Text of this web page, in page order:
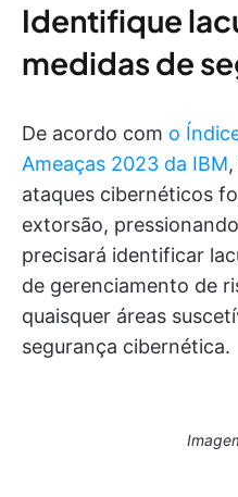
Identifique
medidas de
De acordo com o
Ameaças 2023 da IBM
ataques cibernéticos
extorsão,
precisará identificar
de gerenciamento de
quaisquer áreas
segurança cibernética.